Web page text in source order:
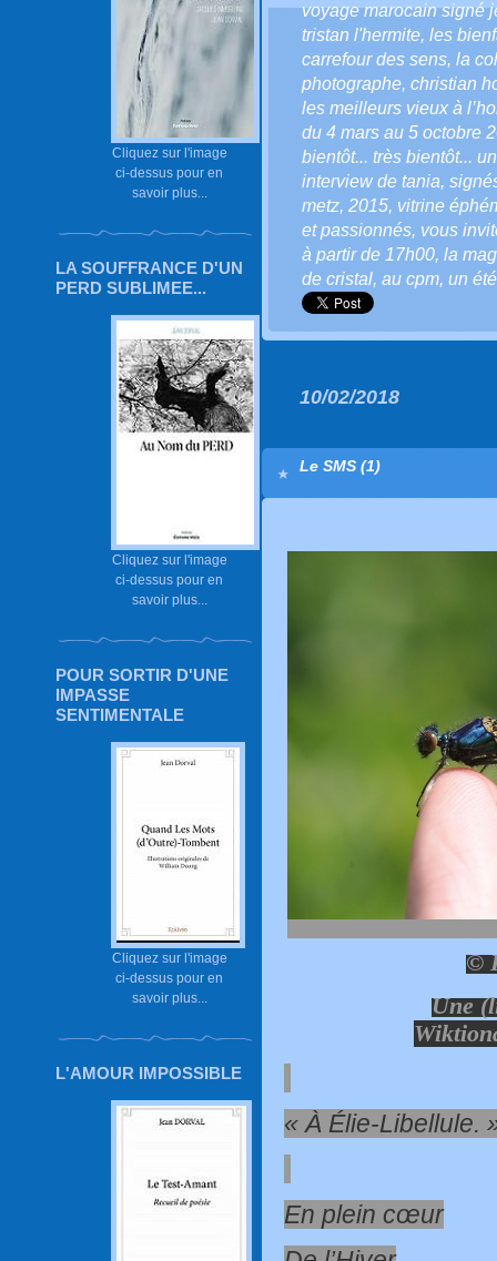
Cliquez sur l'image
ci-dessus pour en
savoir plus...
LA SOUFFRANCE D'UN
PERD SUBLIMEE...
Cliquez sur l'image
ci-dessus pour en
savoir plus...
POUR SORTIR D'UNE
IMPASSE
SENTIMENTALE
Cliquez sur l'image
ci-dessus pour en
savoir plus...
L'AMOUR IMPOSSIBLE
voyage marocain signé
tristan l'hermite, les
carrefour des sens, la
photographe, christian
les meilleurs vieux à
du 4 mars au 5 octobre
bientôt... très bientôt...
interview de tania,
metz, 2015, vitrine
et passionnés, vous
à partir de 17h00, la
de cristal, au cpm, un
10/02/2018
Le SMS (1)
©
Une
« À Élie-Libellule.
En plein cœur